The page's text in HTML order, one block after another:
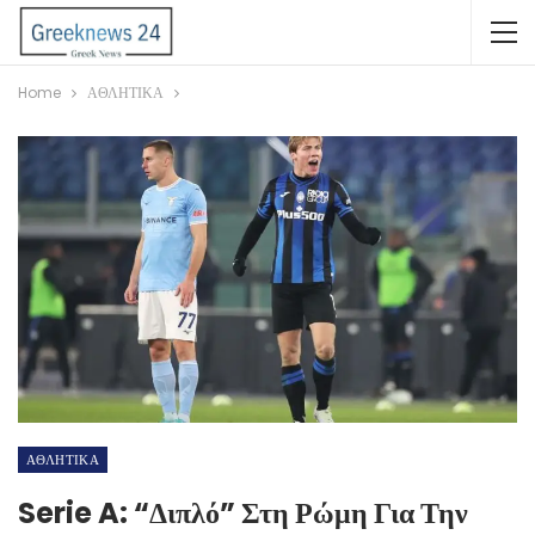
Home ΑΘΛΗΤΙΚΑ
ΑΘΛΗΤΙΚΑ
Serie A: “Διπλό” Στη Ρώμη Για Την